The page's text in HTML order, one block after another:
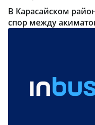
В Карасайском
спор между